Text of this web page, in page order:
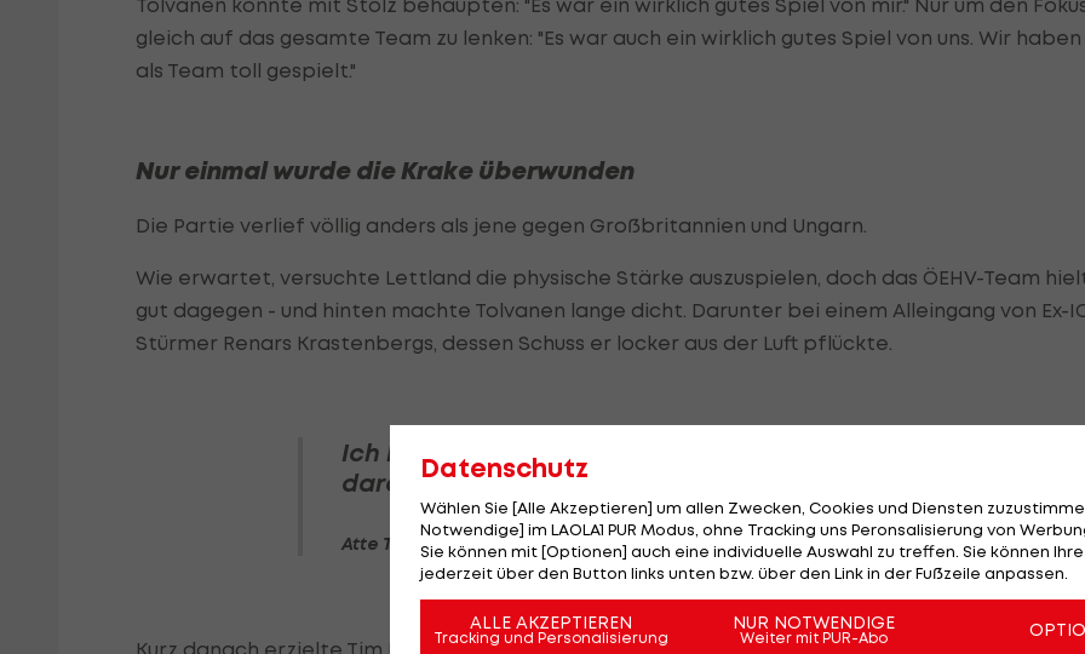
Tolvanen konnte mit Stolz behaupten: "Es war ein wirklich gutes Spiel von mir." Nur um den
gleich auf das gesamte Team zu lenken: "Es war auch ein wirklich gutes Spiel von uns. Wir haben
als Team toll gespielt."
Nur einmal wurde die Krake überwunden
Die Partie verlief völlig anders als jene gegen Großbritannien und Ungarn.
Wie erwartet, versuchte Lettland die physische Stärke auszuspielen, doch das ÖEHV-Team
gut dagegen - und hinten machte Tolvanen lange dicht. Darunter bei einem Alleingang von Ex-
Stürmer Renars Krastenbergs, dessen Schuss er locker aus der Luft pflückte.
Ich hatte zwei wirklich gute Spiele bisher,
darauf will ich weiter aufbauen.
Atte Tolvanen
Datenschutz
Wählen Sie [Alle Akzeptieren] um allen Zwecken, Cookies und Diensten
Notwendige] im LAOLA1 PUR Modus, ohne Tracking uns Peronsalisierung von
Sie können mit [Optionen] auch eine individuelle Auswahl zu treffen. Sie können
jederzeit über den Button links unten bzw. über den Link in der Fußzeile anpassen.
ALLE AKZEPTIEREN
Tracking und Personalisierung
NUR NOTWENDIGE
Weiter mit PUR-Abo